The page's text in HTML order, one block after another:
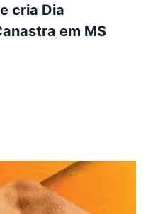
cria Dia
em MS